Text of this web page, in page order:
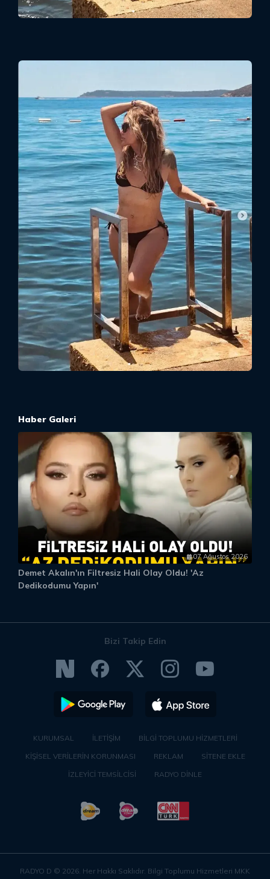
Haber Galeri
07 Ağustos 2026
Demet Akalın'ın Filtresiz Hali Olay Oldu! 'Az
Dedikodumu Yapın'
Bizi Takip Edin
KURUMSAL İLETİŞİM
BİLGİ TOPLUMU HİZMETLERİ
KİŞİSEL VERİLERİN KORUNMASI
REKLAM
SİTENE EKLE
İZLEYİCİ TEMSİLCİSİ
RADYO DİNLE
RADYO D © 2026. Her Hakkı Saklıdır. Bilgi Toplumu Hizmetleri MKK